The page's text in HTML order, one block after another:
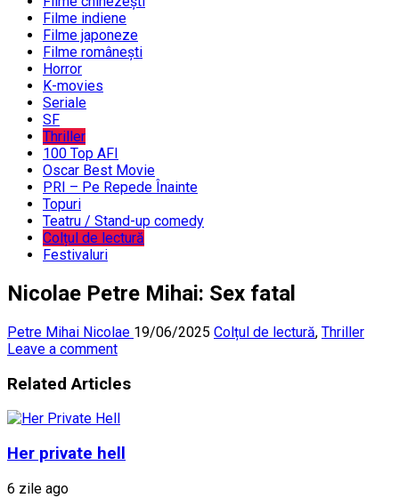
Filme indiene
Filme japoneze
Filme românești
Horror
K-movies
Seriale
SF
Thriller
100 Top AFI
Oscar Best Movie
PRI – Pe Repede Înainte
Topuri
Teatru / Stand-up comedy
Colțul de lectură
Festivaluri
Nicolae Petre Mihai: Sex fatal
Petre Mihai Nicolae 19/06/2025 Colțul de lectură, Thriller
Leave a comment
Related Articles
Her private hell
6 zile ago